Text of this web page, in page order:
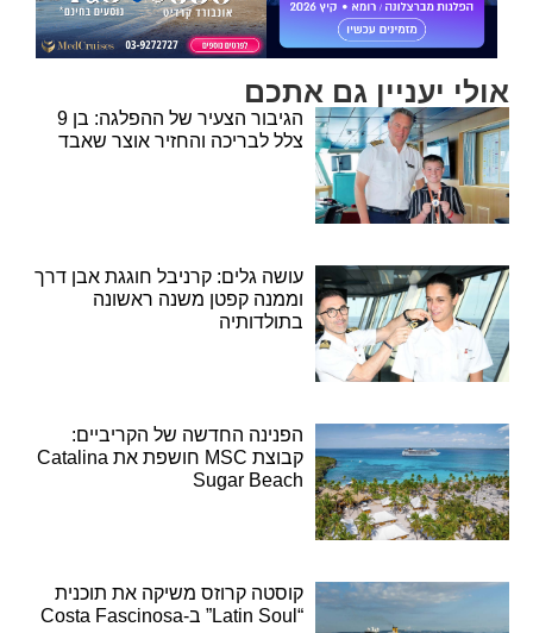
אולי יעניין גם אתכם
הגיבור הצעיר של ההפלגה: בן 9
צלל לבריכה והחזיר אוצר שאבד
עושה גלים: קרניבל חוגגת אבן דרך
וממנה קפטן משנה ראשונה
בתולדותיה
הפנינה החדשה של הקריביים:
קבוצת MSC חושפת את Catalina
Sugar Beach
קוסטה קרוזס משיקה את תוכנית